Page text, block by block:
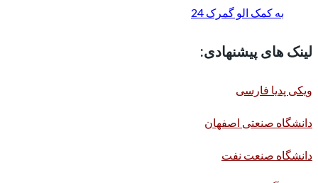
به کمک الو گمرک 24
لینک های پیشنهادی:
ویکی پدیا فارسی
دانشگاه صنعتی اصفهان
دانشگاه صنعت نفت